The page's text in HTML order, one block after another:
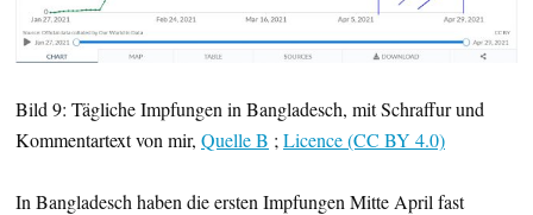
Bild 9: Tägliche Impfungen in Bangladesch, mit Schraffur und
Kommentartext von mir, Quelle B ; Licence (CC BY 4.0)
In Bangladesch haben die ersten Impfungen Mitte April fast